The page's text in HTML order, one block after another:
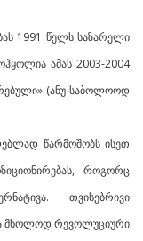
1991 წელს საზარელი
ამას 2003-2004
(ანუ საბოლოოდ
წარმოშობს ისეთ
როგორც
თვისებრივი
მხოლოდ რევოლუციური